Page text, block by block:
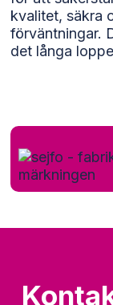
kvalitet, säkra
förväntningar.
det långa